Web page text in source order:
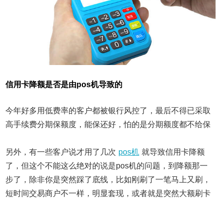
信用卡降额是否是由pos机导致的
今年好多用低费率的客户都被银行风控了，最后不得已采取
高手续费分期保额度，能保还好，怕的是分期额度都不给保
另外，有一些客户说才用了几次 pos机 就导致信用卡降额
了，但这个不能这么绝对的说是pos机的问题，到降额那一
步了，除非你是突然踩了底线，比如刚刷了一笔马上又刷，
短时间交易商户不一样，明显套现，或者就是突然大额刷卡